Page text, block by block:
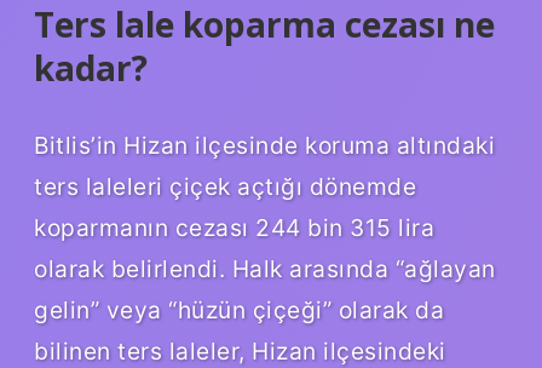
Ters lale koparma cezası ne
kadar?
Bitlis’in Hizan ilçesinde koruma altındaki
ters laleleri çiçek açtığı dönemde
koparmanın cezası 244 bin 315 lira
olarak belirlendi. Halk arasında “ağlayan
gelin” veya “hüzün çiçeği” olarak da
bilinen ters laleler, Hizan ilçesindeki